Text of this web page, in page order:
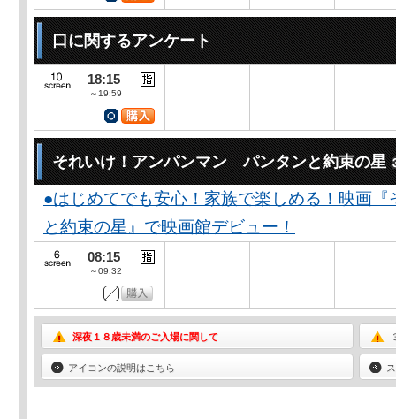
口に関するアンケート
18:15
～19:59
それいけ！アンパンマン パンタンと約束の星
●はじめてでも安心！家族で楽しめる！映画
と約束の星』で映画館デビュー！
08:15
～09:32
深夜１８歳未満のご入場に関して
アイコンの説明はこちら